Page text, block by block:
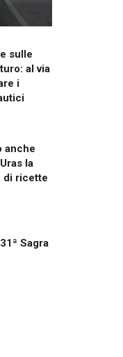
sulle
al via
i
anche
la
di ricette
Sagra